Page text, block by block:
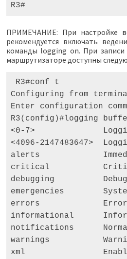
R3#
ПРИМЕЧАНИЕ: При настройке
рекомендуется включать
команды logging on. При
маршрутизаторе доступны
R3#conf t
Configuring from
Enter configuration
R3(config)#logging
<0-7>
<4096-2147483647>
alerts
critical
debugging
emergencies
errors
informational
notifications
warnings
xml